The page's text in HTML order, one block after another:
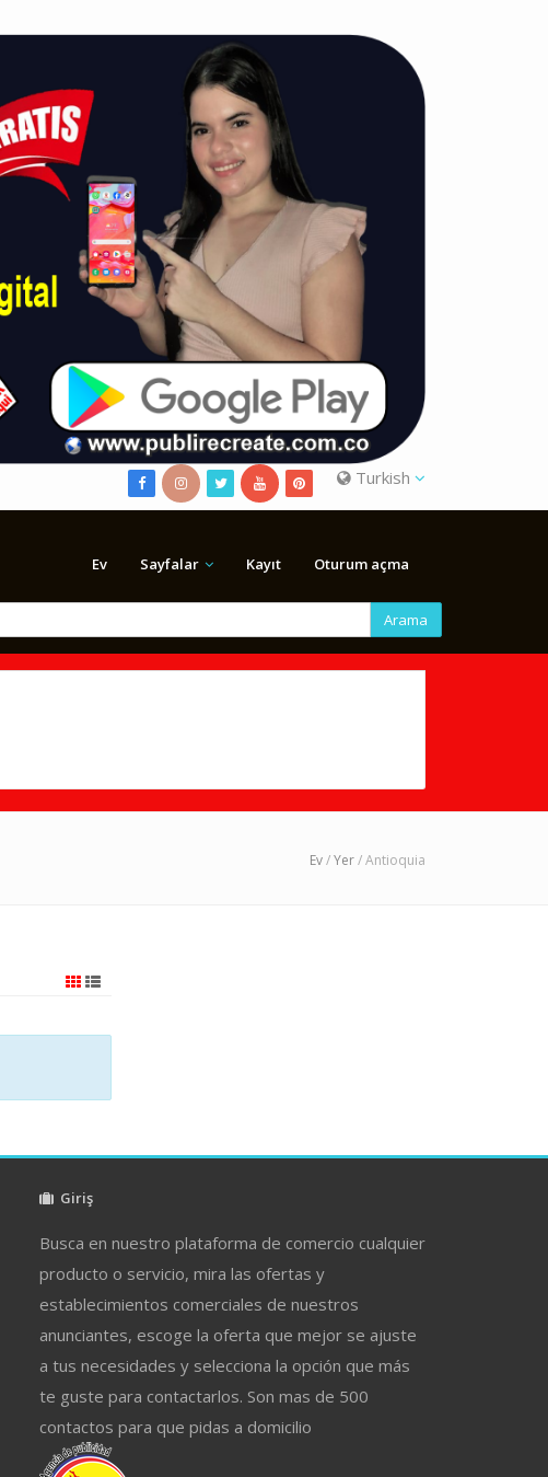
Turkish
Ev Sayfalar Kayıt Oturum açma
Arama
Ev/Yer/ Antioquia
Giriş
Busca en nuestro plataforma de comercio cualquier
producto o servicio, mira las ofertas y
establecimientos comerciales de nuestros
anunciantes, escoge la oferta que mejor se ajuste
a tus necesidades y selecciona la opción que más
te guste para contactarlos. Son mas de 500
contactos para que pidas a domicilio